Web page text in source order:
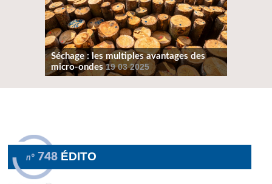
Séchage : les multiples avantages des
micro-ondes19 03 2025
n° 748 ÉDITO